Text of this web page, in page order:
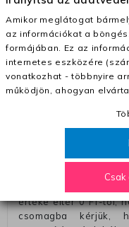
történő
– Szállítás 1700 Ft
– Ingyenes szállítás
(+400 Ft utánvétte)
számolunk fel (oda -
A pénz
Öntől a terméket/
értéke eltér 0 FT-tól,
csomagba kérjük,
Amikor meglátogat
az információkat a
formájában. Ez az
internetes eszközére
vonatkozhat - többnyire
működjön, ahogyan